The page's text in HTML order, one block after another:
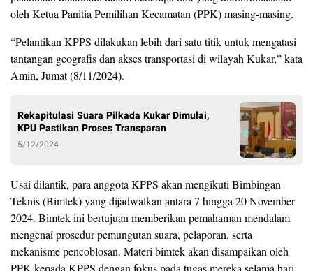
oleh Ketua Panitia Pemilihan Kecamatan (PPK) masing-masing.
“Pelantikan KPPS dilakukan lebih dari satu titik untuk mengatasi
tantangan geografis dan akses transportasi di wilayah Kukar,” kata
Amin, Jumat (8/11/2024).
Rekapitulasi Suara Pilkada Kukar Dimulai,
KPU Pastikan Proses Transparan
5/12/2024
Usai dilantik, para anggota KPPS akan mengikuti Bimbingan
Teknis (Bimtek) yang dijadwalkan antara 7 hingga 20 November
2024. Bimtek ini bertujuan memberikan pemahaman mendalam
mengenai prosedur pemungutan suara, pelaporan, serta
mekanisme pencoblosan. Materi bimtek akan disampaikan oleh